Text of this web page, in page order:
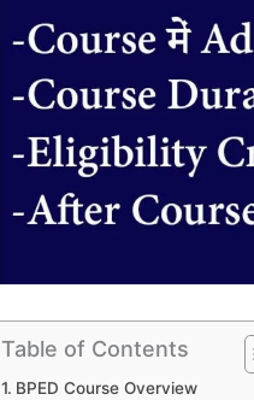
Table of Contents
BPED Course Overview